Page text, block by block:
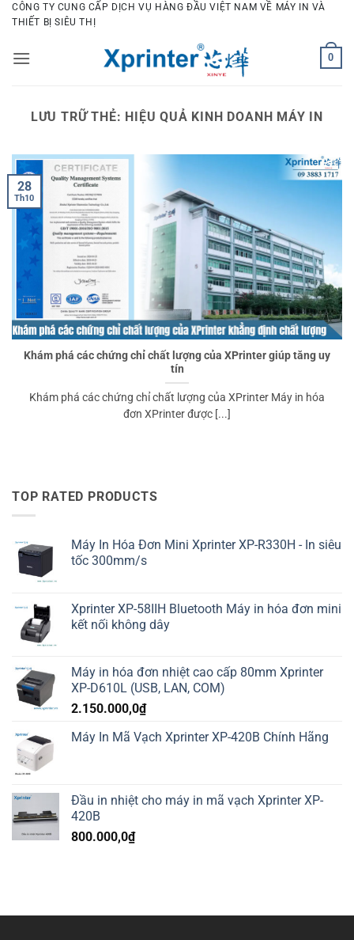
Bỏ
qua
dung
CÔNG TY CUNG CẤP DỊCH VỤ HÀNG ĐẦU VIỆT NAM VỀ MÁY IN VÀ
THIẾT BỊ SIÊU THỊ
0
LƯU TRỮ THẺ: HIỆU QUẢ KINH DOANH MÁY IN
Khám phá các chứng chỉ chất lượng của XPrinter giúp tăng uy
tín
Khám phá các chứng chỉ chất lượng của XPrinter Máy in hóa
đơn XPrinter được [...]
28
Th10
TOP RATED PRODUCTS
Máy In Hóa Đơn Mini Xprinter XP-R330H - In siêu
tốc 300mm/s
Xprinter XP-58IIH Bluetooth Máy in hóa đơn mini
kết nối không dây
Máy in hóa đơn nhiệt cao cấp 80mm Xprinter
XP-D610L (USB, LAN, COM)
2.150.000,0₫
Máy In Mã Vạch Xprinter XP-420B Chính Hãng
Đầu in nhiệt cho máy in mã vạch Xprinter XP-
420B
800.000,0₫